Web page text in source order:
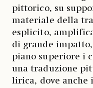
pittorico, su
materiale della
esplicito,
di grande
piano superiore i
una traduzione
lirica, dove anche